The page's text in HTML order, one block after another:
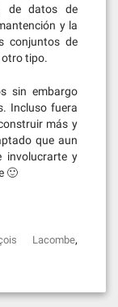
de datos de
y la
conjuntos de
tipo.
sin embargo
Incluso fuera
más y
que aun
involucrarte y
🙂
Lacombe,